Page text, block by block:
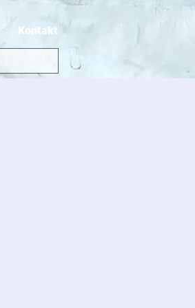
Kontakt